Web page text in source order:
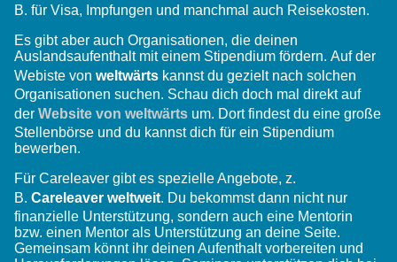
B. für Visa, Impfungen und manchmal auch Reisekosten.
Es gibt aber auch Organisationen, die deinen
Auslandsaufenthalt mit einem Stipendium fördern. Auf der
Webiste von weltwärts kannst du gezielt nach solchen
Organisationen suchen. Schau dich doch mal direkt auf
der Website von weltwärts um. Dort findest du eine große
Stellenbörse und du kannst dich für ein Stipendium
bewerben.
Für Careleaver gibt es spezielle Angebote, z.
B. Careleaver weltweit. Du bekommst dann nicht nur
finanzielle Unterstützung, sondern auch eine Mentorin
bzw. einen Mentor als Unterstützung an deine Seite.
Gemeinsam könnt ihr deinen Aufenthalt vorbereiten und